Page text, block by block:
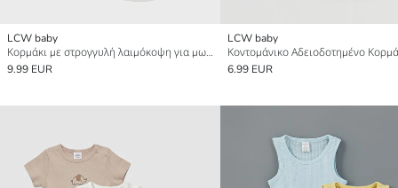
LCW baby
Κορμάκι με στρογγυλή λαιμόκοψη για μωρό κορίτσι με κουμπιά 2-πακέτα
9.99 EUR
LCW baby
6.99 EUR